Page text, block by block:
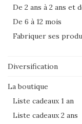
De 2 ans à 2 ans et
De 6 à 12 mois
Fabriquer ses
Diversification
La boutique
Liste cadeaux 1 an
Liste cadeaux 2 ans